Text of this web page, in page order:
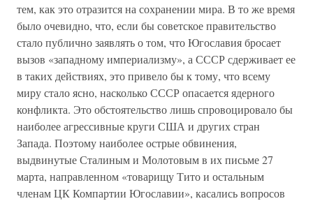
тем, как это отразится на сохранении мира. В то же время
было очевидно, что, если бы советское правительство
стало публично заявлять о том, что Югославия бросает
вызов «западному империализму», а СССР сдерживает ее
в таких действиях, это привело бы к тому, что всему
миру стало ясно, насколько СССР опасается ядерного
конфликта. Это обстоятельство лишь спровоцировало бы
наиболее агрессивные круги США и других стран
Запада. Поэтому наиболее острые обвинения,
выдвинутые Сталиным и Молотовым в их письме 27
марта, направленном «товарищу Тито и остальным
членам ЦК Компартии Югославии», касались вопросов